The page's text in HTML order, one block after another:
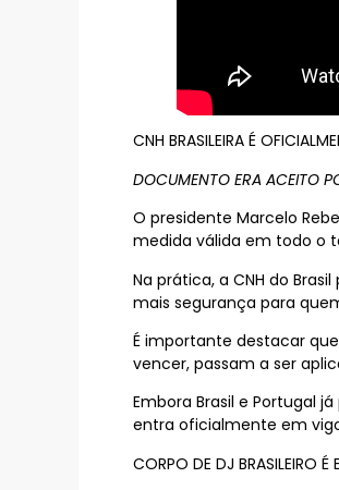
CNH BRASILEIRA É
DOCUMENTO ERA ACEITO
O presidente Marcelo
medida válida em todo o
Na prática, a CNH do
mais segurança para
É importante destacar
vencer, passam a ser
Embora Brasil e Portugal
entra oficialmente em
CORPO DE DJ BRASILEIRO